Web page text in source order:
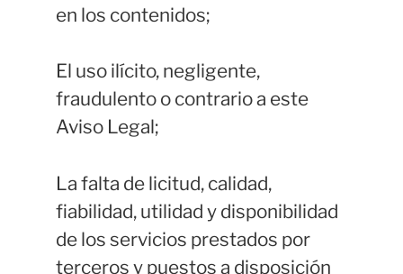
en los contenidos;
El uso ilícito, negligente,
fraudulento o contrario a este
Aviso Legal;
La falta de licitud, calidad,
fiabilidad, utilidad y disponibilidad
de los servicios prestados por
terceros y puestos a disposición